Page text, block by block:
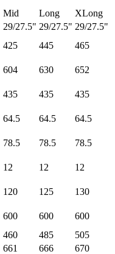
Mid Long
XLong
29/27.5" 29/27.5" 29/27.5"
425 445
465
604 630
652
435 435
435
64.5 64.5
64.5
78.5 78.5
78.5
12 12
12
120 125
130
600 600
600
460 485
505
661 666
670